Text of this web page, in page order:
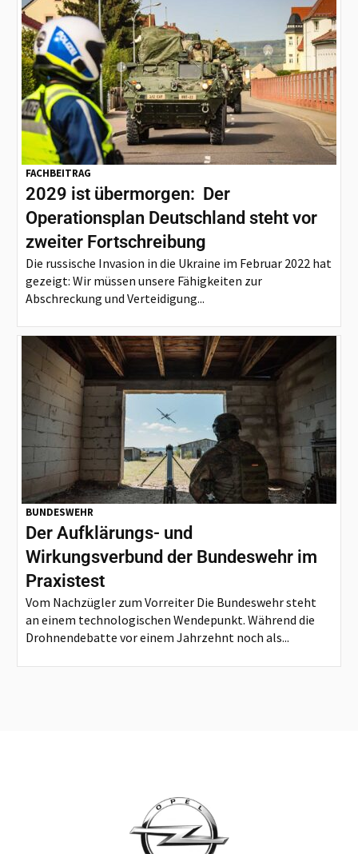
FACHBEITRAG
2029 ist übermorgen: Der
Operationsplan Deutschland steht vor
zweiter Fortschreibung
Die russische Invasion in die Ukraine im Februar 2022 hat
gezeigt: Wir müssen unsere Fähigkeiten zur
Abschreckung und Verteidigung...
BUNDESWEHR
Der Aufklärungs- und
Wirkungsverbund der Bundeswehr im
Praxistest
Vom Nachzügler zum Vorreiter Die Bundeswehr steht
an einem technologischen Wendepunkt. Während die
Drohnendebatte vor einem Jahrzehnt noch als...